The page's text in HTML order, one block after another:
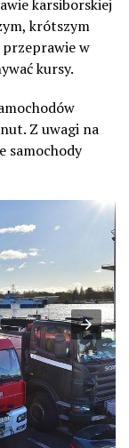
karsiborskiej
krótszym
przeprawie w
kursy.
Z uwagi na
samochody